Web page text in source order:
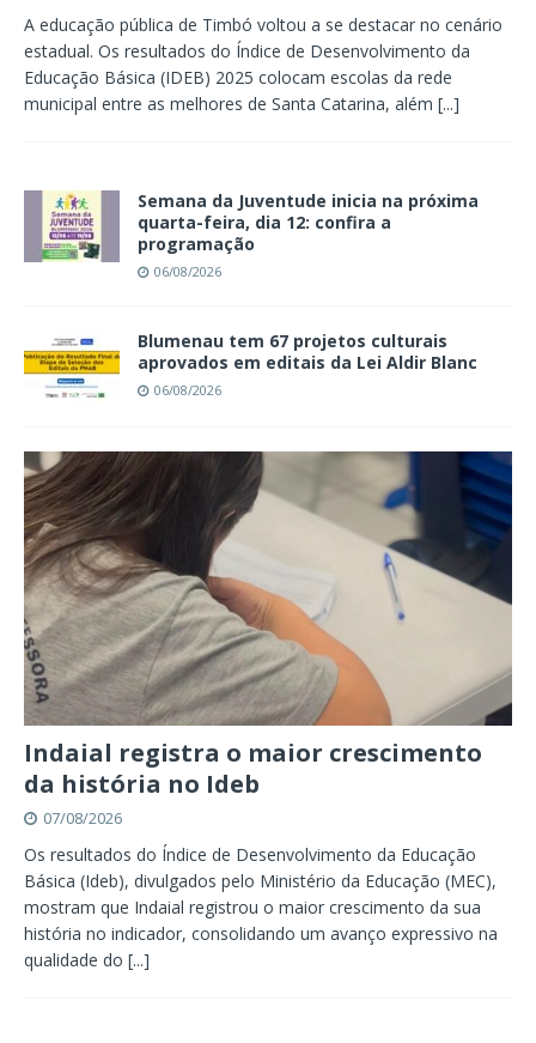
A educação pública de Timbó voltou a se destacar no cenário
estadual. Os resultados do Índice de Desenvolvimento da
Educação Básica (IDEB) 2025 colocam escolas da rede
municipal entre as melhores de Santa Catarina, além [...]
Semana da Juventude inicia na próxima
quarta-feira, dia 12: confira a
programação
06/08/2026
Blumenau tem 67 projetos culturais
aprovados em editais da Lei Aldir Blanc
06/08/2026
Indaial registra o maior crescimento
da história no Ideb
07/08/2026
Os resultados do Índice de Desenvolvimento da Educação
Básica (Ideb), divulgados pelo Ministério da Educação (MEC),
mostram que Indaial registrou o maior crescimento da sua
história no indicador, consolidando um avanço expressivo na
qualidade do [...]